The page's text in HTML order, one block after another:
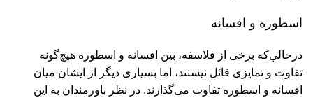
اسطوره و افسانه
درحالي‌كه برخی از فلاسفه، بين افسانه و اسطوره هيچ‌گونه
تفاوت و تمايزی قائل نيستند، اما بسياری ديگر از ايشان ميان
افسانه و اسطوره تفاوت می‌گذارند. در نظر باورمندان به اين